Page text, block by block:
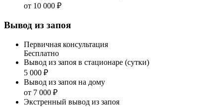
от 10 000 ₽
Вывод из запоя
Первичная консультация
Бесплатно
Вывод из запоя в стационаре (сутки)
5 000 ₽
Вывод из запоя на дому
от 7 000 ₽
Экстренный вывод из запоя